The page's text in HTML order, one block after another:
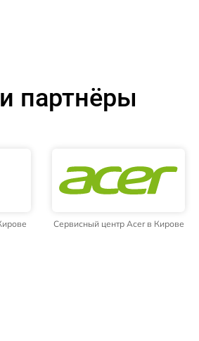
партнёры
Сервисный центр Acer в Кирове